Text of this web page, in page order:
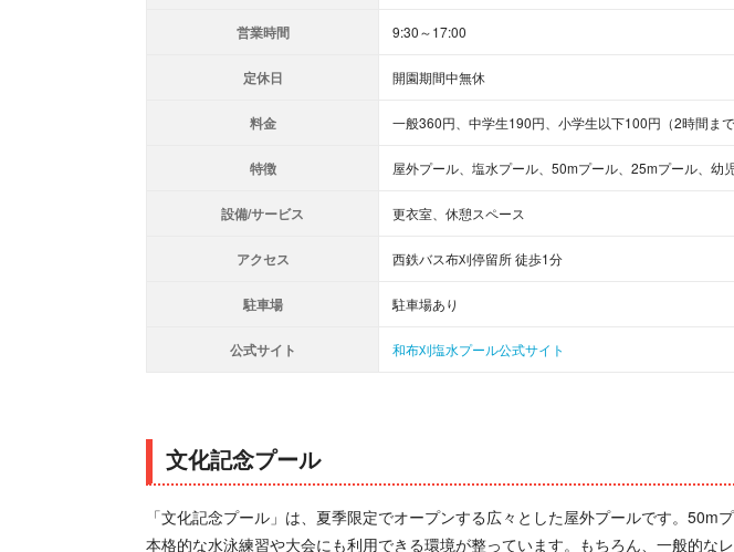
営業時間 9:30～17:00
定休日 開園期間中無休
料金 一般360円、中学生190円、小学生以下100円（2時間まで
特徴 屋外プール、塩水プール、50mプール、25mプール、幼
設備/サービス 更衣室、休憩スペース
アクセス 西鉄バス布刈停留所 徒歩1分
駐車場 駐車場あり
公式サイト 和布刈塩水プール公式サイト
文化記念プール
「文化記念プール」は、夏季限定でオープンする広々とした屋外プールです。50m
本格的な水泳練習や大会にも利用できる環境が整っています。もちろん、一般的な